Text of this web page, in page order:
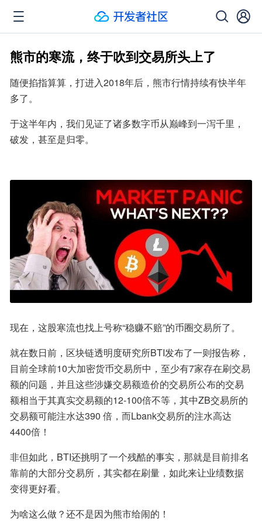
熊市的寒流，终于吹到交易所头上了
随便掐指算算，打进入2018年后，熊市行情持续有快半年
多了。
于这半年内，我们见证了诸多数字币从巅峰到一泻千里，
破发，甚至是归零。
现在，这股寒流也找上号称“稳赚不赔”的币圈交易所了。
就在数日前，区块链透明度研究所BTI发布了一则报告称，
目前全球前10大加密货币交易所中，至少有7家存在刷交易
额的问题，并且这些涉嫌交易额造价的交易所公布的交易
额相当于其真实交易额的12-100倍不等，其中ZB交易所的
交易额可能注水达390 倍，而Lbank交易所的注水高达
4400倍！
非但如此，BTI还挑明了一个残酷的事实，那就是目前排名
靠前的大部分交易所，其实都在刷量，如此来让业绩数据
变得更好看。
为啥这么做？还不是因为熊市给闹的！